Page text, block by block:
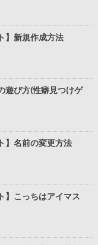
】新規作成方法
遊び方(性癖見つけゲ
】名前の変更方法
】こっちはアイマス